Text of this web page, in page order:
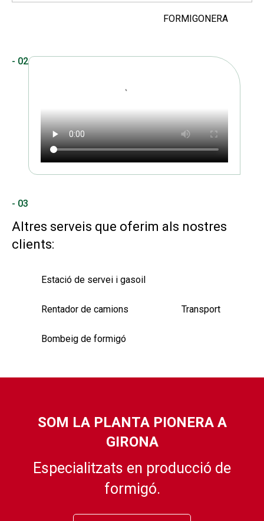
FORMIGONERA
- 02
- 03
Altres serveis que oferim als nostres
clients:
Estació de servei i gasoil
Rentador de camions Transport
Bombeig de formigó
SOM LA PLANTA PIONERA A
GIRONA
Especialitzats en producció de
formigó.